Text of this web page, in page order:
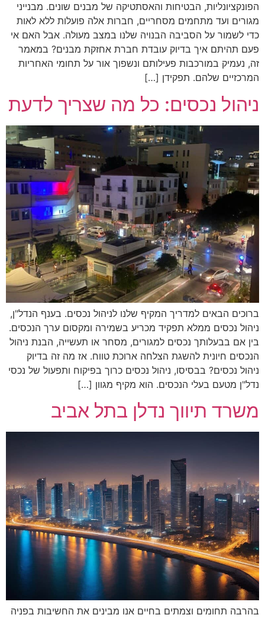
הפונקציונליות, הבטיחות והאסתטיקה של מבנים שונים. מבנייני
מגורים ועד מתחמים מסחריים, חברות אלה פועלות ללא לאות
כדי לשמור על הסביבה הבנויה שלנו במצב מעולה. אבל האם אי
פעם תהיתם איך בדיוק עובדת חברת אחזקת מבנים? במאמר
זה, נעמיק במורכבות פעילותם ונשפוך אור על תחומי האחריות
המרכזיים שלהם. תפקידן […]
ניהול נכסים: כל מה שצריך לדעת
ברוכים הבאים למדריך המקיף שלנו לניהול נכסים. בענף הנדל"ן,
ניהול נכסים ממלא תפקיד מכריע בשמירה ומקסום ערך הנכסים.
בין אם בבעלותך נכסים למגורים, מסחר או תעשייה, הבנת ניהול
הנכסים חיונית להשגת הצלחה ארוכת טווח. אז מה זה בדיוק
ניהול נכסים? בבסיסו, ניהול נכסים כרוך בפיקוח ותפעול של נכסי
נדל"ן מטעם בעלי הנכסים. הוא מקיף מגוון […]
משרד תיווך נדלן בתל אביב
בהרבה תחומים וצמתים בחיים אנו מבינים את החשיבות בפניה